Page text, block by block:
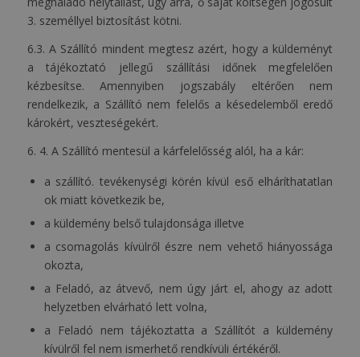
3. személlyel biztosítást kötni.
6.3. A Szállító mindent megtesz azért, hogy a küldeményt
a tájékoztató jellegű szállítási időnek megfelelően
kézbesítse. Amennyiben jogszabály eltérően nem
rendelkezik, a Szállító nem felelős a késedelemből eredő
károkért, veszteségekért.
6. 4. A Szállító mentesül a kárfelelősség alól, ha a kár:
a szállító. tevékenységi körén kívül eső elháríthatatlan
ok miatt következik be,
a küldemény belső tulajdonsága illetve
a csomagolás kívülről észre nem vehető hiányossága
okozta,
a Feladó, az átvevő, nem úgy járt el, ahogy az adott
helyzetben elvárható lett volna,
a Feladó nem tájékoztatta a Szállítót a küldemény
kívülről fel nem ismerhető rendkívüli értékéről.